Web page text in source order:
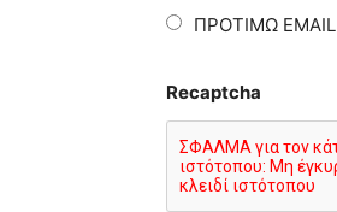
ΠΡΟΤΙΜΩ EMAIL
Recaptcha